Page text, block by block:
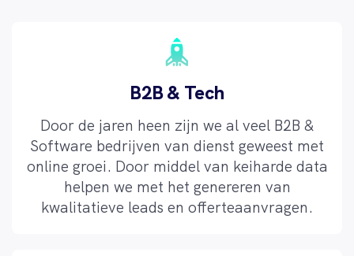
B2B & Tech
Door de jaren heen zijn we al veel B2B &
Software bedrijven van dienst geweest met
online groei. Door middel van keiharde data
helpen we met het genereren van
kwalitatieve leads en offerteaanvragen.